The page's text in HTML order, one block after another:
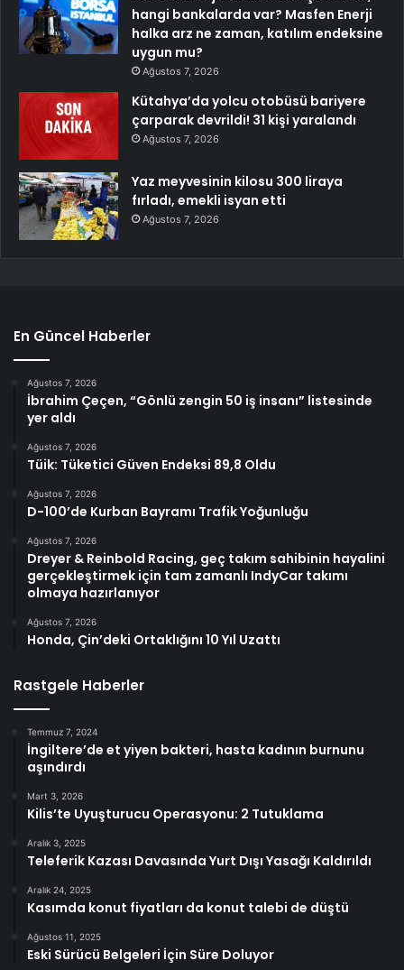
hangi bankalarda var? Masfen Enerji
halka arz ne zaman, katılım endeksine
uygun mu?
Ağustos 7, 2026
Kütahya’da yolcu otobüsü bariyere
çarparak devrildi! 31 kişi yaralandı
Ağustos 7, 2026
Yaz meyvesinin kilosu 300 liraya
fırladı, emekli isyan etti
Ağustos 7, 2026
En Güncel Haberler
Ağustos 7, 2026
İbrahim Çeçen, “Gönlü zengin 50 iş insanı” listesinde
yer aldı
Ağustos 7, 2026
Tüik: Tüketici Güven Endeksi 89,8 Oldu
Ağustos 7, 2026
D-100’de Kurban Bayramı Trafik Yoğunluğu
Ağustos 7, 2026
Dreyer & Reinbold Racing, geç takım sahibinin hayalini
gerçekleştirmek için tam zamanlı IndyCar takımı
olmaya hazırlanıyor
Ağustos 7, 2026
Honda, Çin’deki Ortaklığını 10 Yıl Uzattı
Rastgele Haberler
Temmuz 7, 2024
İngiltere’de et yiyen bakteri, hasta kadının burnunu
aşındırdı
Mart 3, 2026
Kilis’te Uyuşturucu Operasyonu: 2 Tutuklama
Aralık 3, 2025
Teleferik Kazası Davasında Yurt Dışı Yasağı Kaldırıldı
Aralık 24, 2025
Kasımda konut fiyatları da konut talebi de düştü
Ağustos 11, 2025
Eski Sürücü Belgeleri İçin Süre Doluyor